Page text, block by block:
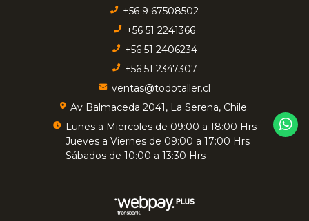
+56 9 67508502
+56 51 2241366
+56 51 2406234
+56 51 2347307
ventas@todotaller.cl
Av Balmaceda 2041, La Serena, Chile.
Lunes a Miercoles de 09:00 a 18:00 Hrs
Jueves a Viernes de 09:00 a 17:00 Hrs
Sábados de 10:00 a 13:30 Hrs